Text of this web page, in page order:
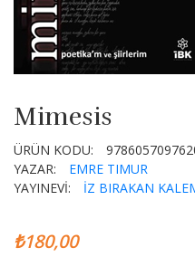
Mimesis
ÜRÜN KODU:
YAZAR:
EMRE TIMUR
YAYINEVİ:
İZ BIRAKAN
₺180,00